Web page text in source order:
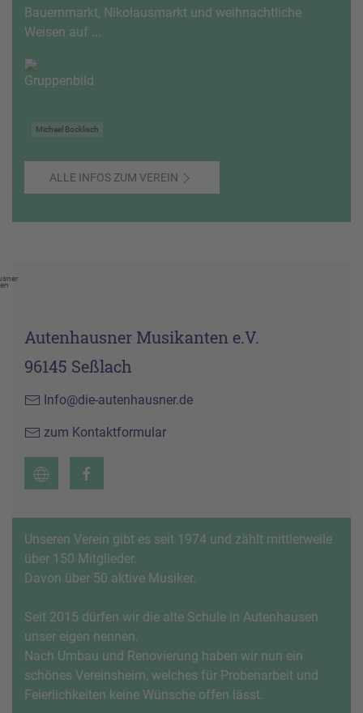
Bauernmarkt, Nikolausmarkt und weihnachtliche
Weisen auf ...
Michael Bocklisch
ALLE INFOS ZUM VEREIN
Autenhausner Musikanten e.V.
96145 Seßlach
Info@die-autenhausner.de
zum Kontaktformular
Unseren Verein gibt es seit 1974 und zählt mittlerweile
über 150 Mitglieder.
Davon über 50 aktive Musiker.
Seit 2015 dürfen wir die alte Schule in Autenhausen
unser eigen nennen.
Nach Umbau und Renovierung haben wir nun ein
schönes Vereinsheim, welches für Probenarbeit und
Feierlichkeiten keine Wünsche offen lässt.